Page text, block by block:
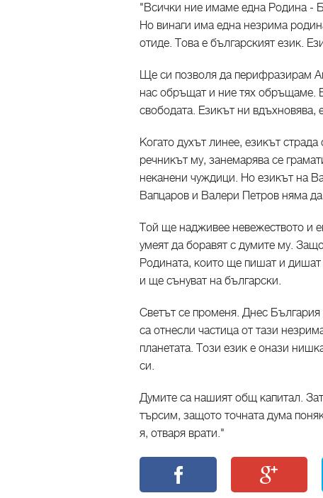
"Всички ние имаме една Родина -
Но винаги има една незрима
отиде. Това е българският език.
Ще си позволя да перифразирам
нас обръщат и ние тях обръщаме.
свободата. Езикът ни вдъхновява,
Когато духът линее, езикът
речникът му, занемарява се
неканени чуждици. Но езикът на
Вапцаров и Валери Петров няма да
Той ще надживее невежеството и
умеят да боравят с думите му.
Родината, които ще пишат и дишат
и ще сънуват на български.
Светът се променя. Днес
са отнесли частица от тази
планетата. Този език е онази
си.
Думите са нашият общ капитал.
търсим, защото точната дума
я, отваря врати."